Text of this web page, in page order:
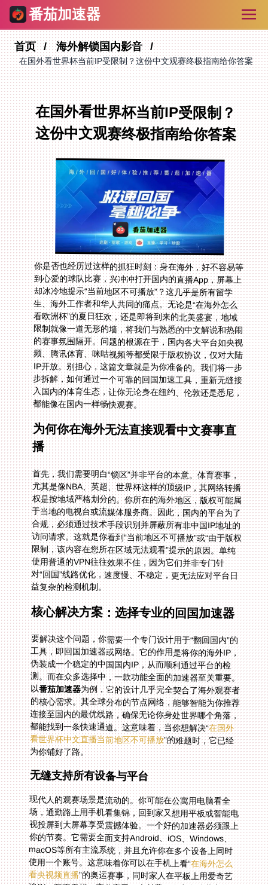
番茄加速器
首页 海外解锁国内影音
在国外看世界杯当前IP受限制？这份中文观赛终极指南给你答案
在国外看世界杯当前IP受限制？
这份中文观赛终极指南给你答案
你是否也经历过这样的抓狂时刻：身在海外，好不容易等
到心爱的球队比赛，兴冲冲打开国内的直播App，屏幕上
却冰冷地提示“当前地区不可播放”？这几乎是所有留学
生、海外工作者和华人共同的痛点。无论是“在海外怎么
看欧洲杯”的夏日狂欢，还是即将到来的北美盛宴，地域
限制就像一道无形的墙，将我们与熟悉的中文解说和热闹
的赛事氛围隔开。问题的根源在于，国内各大平台如央视
频、腾讯体育、咪咕视频等都受限于版权协议，仅对大陆
IP开放。别担心，这篇文章就是为你准备的。我们将一步
步拆解，如何通过一个可靠的回国加速工具，重新无缝接
入国内的体育生态，让你无论身在纽约、伦敦还是悉尼，
都能像在国内一样畅快观赛。
为何你在海外无法直接观看中文赛事直
播
首先，我们需要明白“锁区”并非平台的本意。体育赛事，
尤其是像NBA、英超、世界杯这样的顶级IP，其网络转播
权是按地域严格划分的。你所在的海外地区，版权可能属
于当地的电视台或流媒体服务商。因此，国内的平台为了
合规，必须通过技术手段识别并屏蔽所有非中国IP地址的
访问请求。这就是你看到“当前地区不可播放”或“由于版权
限制，该内容在您所在区域无法观看”提示的原因。单纯
使用普通的VPN往往效果不佳，因为它们并非专门针
对“回国”线路优化，速度慢、不稳定，更无法应对平台日
益复杂的检测机制。
核心解决方案：选择专业的回国加速器
要解决这个问题，你需要一个专门设计用于“翻回国内”的
工具，即回国加速器或网络。它的作用是将你的海外IP，
伪装成一个稳定的中国国内IP，从而顺利通过平台的检
测。而在众多选择中，一款功能全面的加速器至关重要。
以番茄加速器为例，它的设计几乎完全契合了海外观赛者
的核心需求。其全球分布的节点网络，能够智能为你推荐
连接至国内的最优线路，确保无论你身处世界哪个角落，
都能找到一条快速通道。这意味着，当你想解决“在国外
看世界杯中文直播当前地区不可播放”的难题时，它已经
为你铺好了路。
无缝支持所有设备与平台
现代人的观赛场景是流动的。你可能在公寓用电脑看全
场，通勤路上用手机看集锦，回到家又想用平板或智能电
视投屏到大屏幕享受震撼体验。一个好的加速器必须跟上
你的节奏。它需要全面支持Android、iOS、Windows、
macOS等所有主流系统，并且允许你在多个设备上同时
使用一个账号。这意味着你可以在手机上看“在海外怎么
看央视频直播”的奥运赛事，同时家人在平板上用爱奇艺
追剧，互不干扰，充分享受一人付费、全家多端共享的便